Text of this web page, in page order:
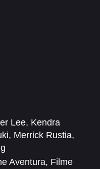
Lee, Kendra
, Merrick Rustia,
Aventura, Filme